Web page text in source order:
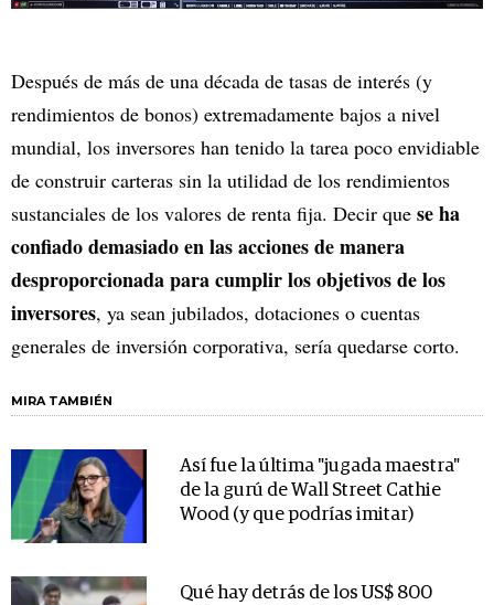
Después de más de una década de tasas de interés (y
rendimientos de bonos) extremadamente bajos a nivel
mundial, los inversores han tenido la tarea poco envidiable
de construir carteras sin la utilidad de los rendimientos
sustanciales de los valores de renta fija. Decir que se ha
confiado demasiado en las acciones de manera
desproporcionada para cumplir los objetivos de los
inversores, ya sean jubilados, dotaciones o cuentas
generales de inversión corporativa, sería quedarse corto.
MIRA TAMBIÉN
Así fue la última "jugada maestra"
de la gurú de Wall Street Cathie
Wood (y que podrías imitar)
Qué hay detrás de los US$ 800